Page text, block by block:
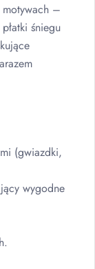
motywach –
śniegu
(gwiazdki,
wygodne